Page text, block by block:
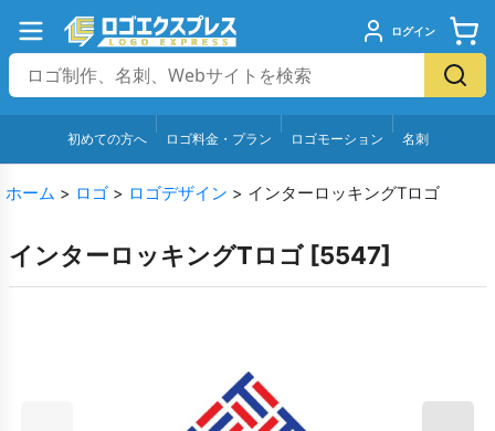
ログイン
初めての方へ ロゴ料金・プラン ロゴモーション 名刺
ホーム > ロゴ > ロゴデザイン > インターロッキングTロゴ
インターロッキングTロゴ [5547]